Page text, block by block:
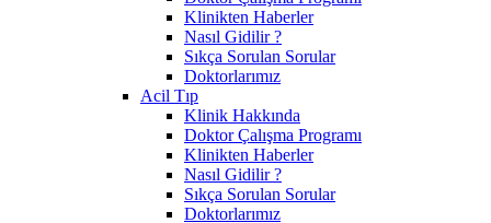
Klinikten Haberler
Nasıl Gidilir ?
Sıkça Sorulan Sorular
Doktorlarımız
Acil Tıp
Klinik Hakkında
Doktor Çalışma Programı
Klinikten Haberler
Nasıl Gidilir ?
Sıkça Sorulan Sorular
Doktorlarımız